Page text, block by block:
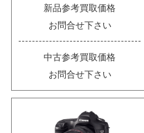
新品参考買取価格
お問合せ下さい
中古参考買取価格
お問合せ下さい